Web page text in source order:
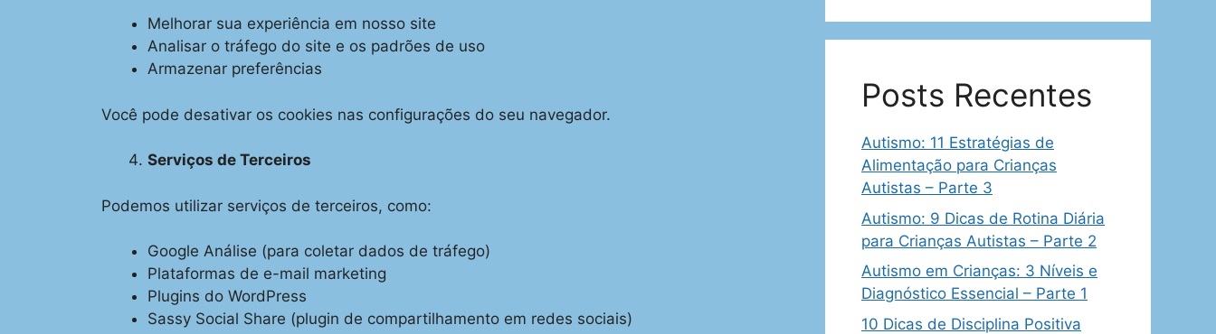
Melhorar sua experiência em nosso site
Analisar o tráfego do site e os padrões de uso
Armazenar preferências
Você pode desativar os cookies nas configurações do seu navegador.
Serviços de Terceiros
Podemos utilizar serviços de terceiros, como:
Google Análise (para coletar dados de tráfego)
Plataformas de e-mail marketing
Plugins do WordPress
Sassy Social Share (plugin de compartilhamento em redes sociais)
Posts Recentes
Autismo: 11 Estratégias de
Alimentação para Crianças
Autistas – Parte 3
Autismo: 9 Dicas de Rotina Diária
para Crianças Autistas – Parte 2
Autismo em Crianças: 3 Níveis e
Diagnóstico Essencial – Parte 1
10 Dicas de Disciplina Positiva